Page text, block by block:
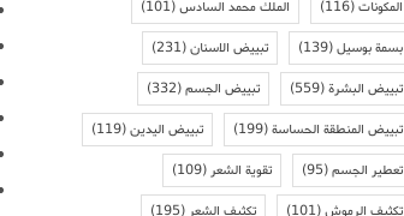
المكونات(116) الملك محمد السادس(101)
بسمة بوسيل(139) تبييض الاسنان(231)
تبييض البشرة(559) تبييض الجسم(332)
تبييض المنطقة الحساسة(199) تبييض اليدين(119)
تعطير الجسم(95) تقوية الشعر(109)
تكثيف الرموش(101) تكثيف الشعر (195)